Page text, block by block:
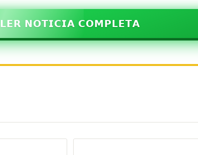
𝗟𝗘𝗥 𝗡𝗢𝗧𝗜𝗖𝗜𝗔 𝗖𝗢𝗠𝗣𝗟𝗘𝗧𝗔